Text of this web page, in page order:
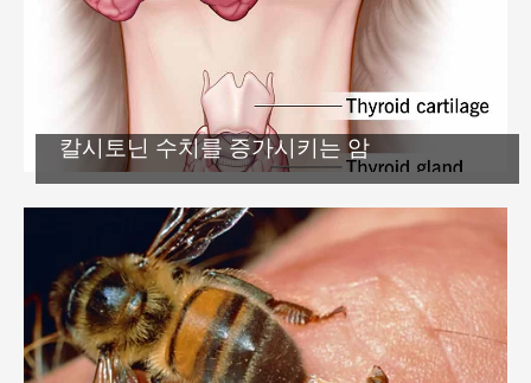
칼시토닌 수치를 증가시키는 암